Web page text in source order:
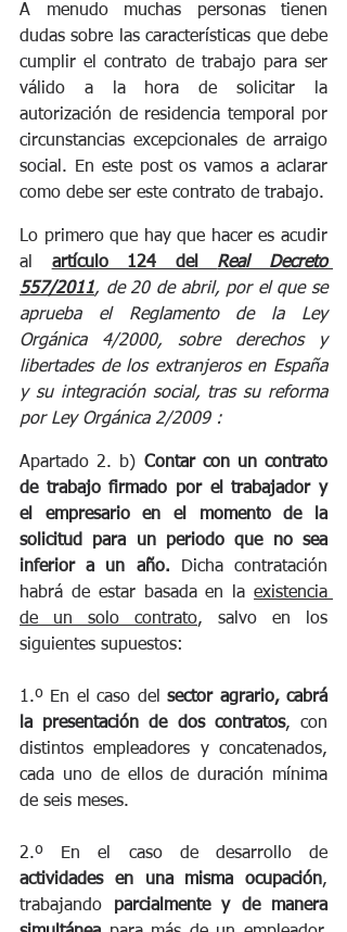
A menudo muchas personas tienen
dudas sobre las características que debe
cumplir el contrato de trabajo para ser
válido a la hora de solicitar la
autorización de residencia temporal por
circunstancias excepcionales de arraigo
social. En este post os vamos a aclarar
Lo primero que hay que hacer es acudir
al artículo 124 del Real Decreto
557/2011, de 20 de abril, por el que se
aprueba el Reglamento de la Ley
Orgánica 4/2000, sobre derechos y
libertades de los extranjeros en España
y su integración social, tras su reforma
por Ley Orgánica 2/2009 :
Apartado 2. b) Contar con un contrato
de trabajo firmado por el trabajador y
el empresario en el momento de la
solicitud para un periodo que no sea
inferior a un año.
Dicha contratación
habrá de estar basada en la existencia
de un solo contrato, salvo en los
siguientes supuestos:
1.º En el caso del sector agrario, cabrá
la presentación de dos contratos, con
distintos empleadores y concatenados,
cada uno de ellos de duración mínima
de seis meses.
actividades en una misma ocupación,
trabajando parcialmente y de manera